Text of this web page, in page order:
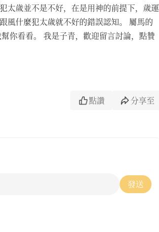
太歲並不是不好，在是用神的前提下，歲運
風什麼犯太歲就不好的錯誤認知。 屬馬的
你看看。 我是子青，歡迎留言討論，點贊
點讚 分享至
發送